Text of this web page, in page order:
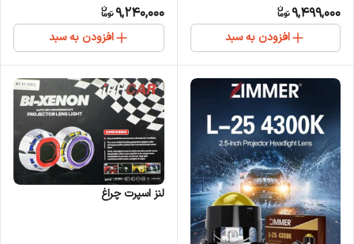
9,499,000
افزودن به سبد
9,240,000
افزودن به سبد
لنز اسپرت چراغ